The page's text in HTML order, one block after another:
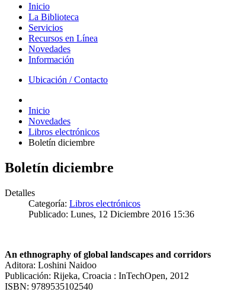
Inicio
La Biblioteca
Servicios
Recursos en Línea
Novedades
Información
Ubicación / Contacto
Inicio
Novedades
Libros electrónicos
Boletín diciembre
Boletín diciembre
Detalles
Categoría: Libros electrónicos
Publicado: Lunes, 12 Diciembre 2016 15:36
An ethnography of global landscapes and corridors
Aditora: Loshini Naidoo
Publicación: Rijeka, Croacia : InTechOpen, 2012
ISBN: 9789535102540